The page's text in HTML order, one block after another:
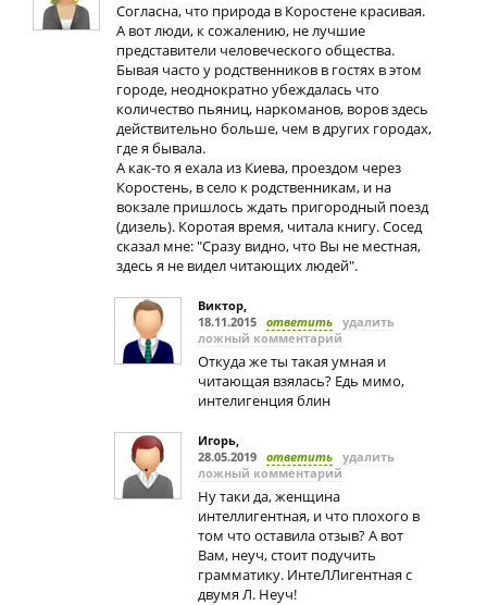
Согласна, что природа в Коростене красивая.
А вот люди, к сожалению, не лучшие
представители человеческого общества.
Бывая часто у родственников в гостях в этом
городе, неоднократно убеждалась что
количество пьяниц, наркоманов, воров здесь
действительно больше, чем в других городах,
где я бывала.
А как-то я ехала из Киева, проездом через
Коростень, в село к родственникам, и на
вокзале пришлось ждать пригородный поезд
(дизель). Коротая время, читала книгу. Сосед
сказал мне: "Сразу видно, что Вы не местная,
здесь я не видел читающих людей".
Виктор,
18.11.2015 ответить удалить
ложный комментарий
Откуда же ты такая умная и
читающая взялась? Едь мимо,
интелигенция блин
Игорь,
28.05.2019 ответить удалить
ложный комментарий
Ну таки да, женщина
интеллигентная, и что плохого в
том что оставила отзыв? А вот
Вам, неуч, стоит подучить
грамматику. ИнтеЛЛигентная с
двумя Л. Неуч!